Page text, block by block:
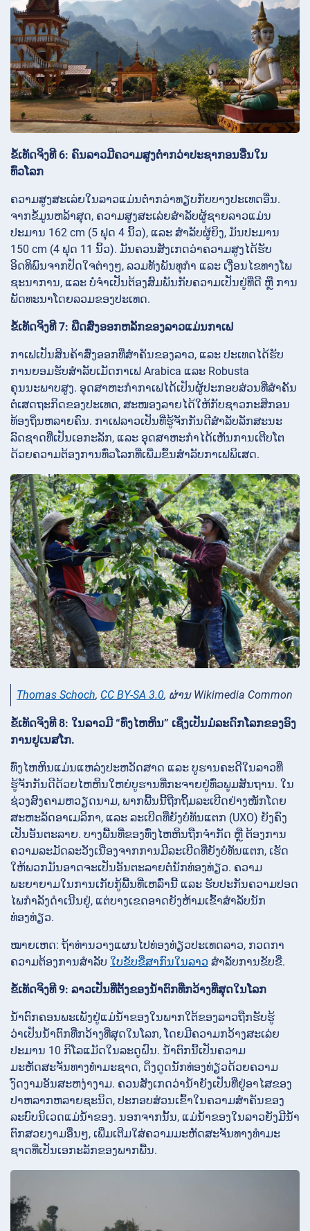
ຂໍ້ເທັດຈິງທີ 6: ຄົນລາວມີຄວາມສູງຕ່ຳກວ່າປະຊາກອນອື່ນໃນ
ທົ່ວໂລກ
ຄວາມສູງສະເລ່ຍໃນລາວແມ່ນຕ່ຳກວ່າທຽບກັບບາງປະເທດອື່ນ.
ຈາກຂໍ້ມູນຫລ້າສຸດ, ຄວາມສູງສະເລ່ຍສໍາລັບຜູ້ຊາຍລາວແມ່ນ
ປະມານ 162 cm (5 ຟຸດ 4 ນິ້ວ), ແລະ ສໍາລັບຜູ້ຍິງ, ມັນປະມານ
150 cm (4 ຟຸດ 11 ນິ້ວ). ມັນຄວນສັງເກດວ່າຄວາມສູງໄດ້ຮັບ
ອິດທິພົນຈາກປັດໃຈຕ່າງໆ, ລວມທັງພັນທຸກໍາ ແລະ ເງື່ອນໄຂທາງໂພ
ຊະນາການ, ແລະ ບໍ່ຈໍາເປັນຕ້ອງສົມພັນກັບຄວາມເປັນຢູ່ທີ່ດີ ຫຼື ການ
ພັດທະນາໂດຍລວມຂອງປະເທດ.
ຂໍ້ເທັດຈິງທີ 7: ພືດສົ່ງອອກຫລັກຂອງລາວແມ່ນກາເຟ
ກາເຟເປັນສິນຄ້າສົ່ງອອກທີ່ສໍາຄັນຂອງລາວ, ແລະ ປະເທດໄດ້ຮັບ
ການຍອມຮັບສໍາລັບເມັດກາເຟ Arabica ແລະ Robusta
ຄຸນນະພາບສູງ. ອຸດສາຫະກໍາກາເຟໄດ້ເປັນຜູ້ປະກອບສ່ວນທີ່ສໍາຄັນ
ຕໍ່ເສດຖະກິດຂອງປະເທດ, ສະໜອງລາຍໄດ້ໃຫ້ກັບຊາວກະສິກອນ
ທ້ອງຖິ່ນຫລາຍຄົນ. ກາເຟລາວເປັນທີ່ຮູ້ຈັກກັນດີສໍາລັບລັກສະນະ
ລົດຊາດທີ່ເປັນເອກະລັກ, ແລະ ອຸດສາຫະກໍາໄດ້ເຫັນການເຕີບໂຕ
ດ້ວຍຄວາມຕ້ອງການທົ່ວໂລກທີ່ເພີ່ມຂຶ້ນສໍາລັບກາເຟພິເສດ.
Thomas Schoch, CC BY-SA 3.0, ຜ່ານ Wikimedia Common
ຂໍ້ເທັດຈິງທີ 8: ໃນລາວມີ “ທົ່ງໄຫຫິນ” ເຊິ່ງເປັນມໍລະດົກໂລກຂອງອົງ
ການຢູເນສໂກ.
ທົ່ງໄຫຫິນແມ່ນແຫລ່ງປະຫວັດສາດ ແລະ ບູຮານຄະດີໃນລາວທີ່
ຮູ້ຈັກກັນດີດ້ວຍໄຫຫິນໃຫຍ່ບູຮານທີ່ກະຈາຍຢູ່ທົ່ວພູມສັນຖານ. ໃນ
ຊ່ວງສົງຄາມຫວຽດນາມ, ພາກພື້ນນີ້ຖືກຖິ້ມລະເບີດຢ່າງໜັກໂດຍ
ສະຫະລັດອາເມລິກາ, ແລະ ລະເບີດທີ່ຍັງບໍ່ທັນແຕກ (UXO) ຍັງຄົງ
ເປັນອັນຕະລາຍ. ບາງພື້ນທີ່ຂອງທົ່ງໄຫຫິນຖືກຈໍາກັດ ຫຼື ຕ້ອງການ
ຄວາມລະມັດລະວັງເນື່ອງຈາກການມີລະເບີດທີ່ຍັງບໍ່ທັນແຕກ, ເຮັດ
ໃຫ້ພວກມັນອາດຈະເປັນອັນຕະລາຍຕໍ່ນັກທ່ອງທ່ຽວ. ຄວາມ
ພະຍາຍາມໃນການເກັບກູ້ພື້ນທີ່ເຫລົ່ານີ້ ແລະ ຮັບປະກັນຄວາມປອດ
ໄພກໍາລັງດໍາເນີນຢູ່, ແຕ່ບາງເຂດອາດຍັງຫ້າມເຂົ້າສໍາລັບນັກ
ທ່ອງທ່ຽວ.
ໝາຍເຫດ: ຖ້າທ່ານວາງແຜນໄປທ່ອງທ່ຽວປະເທດລາວ, ກວດກາ
ຄວາມຕ້ອງການສໍາລັບ ໃບຂັບຂີ່ສາກົນໃນລາວ ສໍາລັບການຂັບຂີ່.
ຂໍ້ເທັດຈິງທີ 9: ລາວເປັນທີ່ຕັ້ງຂອງນ້ຳຕົກທີ່ກວ້າງທີ່ສຸດໃນໂລກ
ນ້ຳຕົກຄອນພະເພັງຢູ່ແມ່ນ້ຳຂອງໃນພາກໃຕ້ຂອງລາວຖືກຮັບຮູ້
ວ່າເປັນນ້ຳຕົກທີ່ກວ້າງທີ່ສຸດໃນໂລກ, ໂດຍມີຄວາມກວ້າງສະເລ່ຍ
ປະມານ 10 ກິໂລແມັດໃນລະດູຝົນ. ນ້ຳຕົກນີ້ເປັນຄວາມ
ມະຫັດສະຈັນທາງທໍາມະຊາດ, ດຶງດູດນັກທ່ອງທ່ຽວດ້ວຍຄວາມ
ງົດງາມອັນສະຫງ່າງາມ. ຄວນສັງເກດວ່ານ້ຳຍັງເປັນທີ່ຢູ່ອາໄສຂອງ
ປາຫລາກຫລາຍຊະນິດ, ປະກອບສ່ວນເຂົ້າໃນຄວາມສໍາຄັນຂອງ
ລະບົບນິເວດແມ່ນ້ຳຂອງ. ນອກຈາກນັ້ນ, ແມ່ນ້ຳຂອງໃນລາວຍັງມີນ້ຳ
ຕົກສວຍງາມອື່ນໆ, ເພີ່ມເຕີມໃສ່ຄວາມມະຫັດສະຈັນທາງທໍາມະ
ຊາດທີ່ເປັນເອກະລັກຂອງພາກພື້ນ.